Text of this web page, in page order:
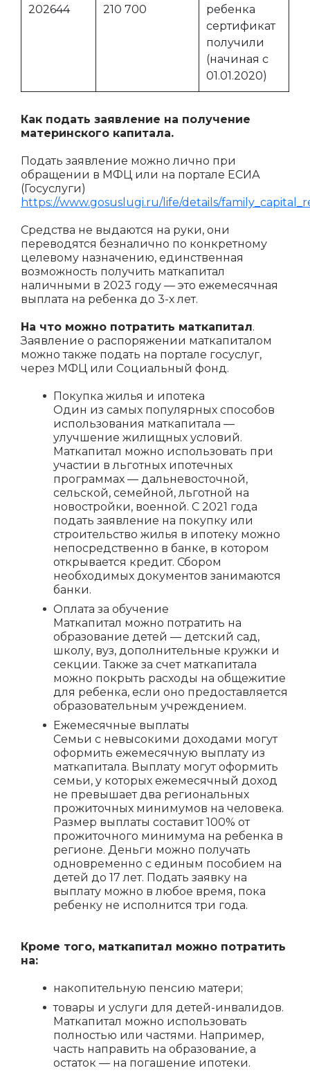
202644 210 700
ребенка
сертификат
получили
(начиная с
01.01.2020)
Как подать заявление на получение
материнского капитала.
Подать заявление можно лично при
обращении в МФЦ или на портале ЕСИА
(Госуслуги)
https://www.gosuslugi.ru/life/details/
Средства не выдаются на руки, они
переводятся безналично по конкретному
целевому назначению, единственная
возможность получить маткапитал
наличными в 2023 году — это ежемесячная
выплата на ребенка до 3-х лет.
На что можно потратить маткапитал.
Заявление о распоряжении маткапиталом
можно также подать на портале госуслуг,
через МФЦ или Социальный фонд.
Покупка жилья и ипотека
Один из самых популярных способов
использования маткапитала —
улучшение жилищных условий.
Маткапитал можно использовать при
участии в льготных ипотечных
программах — дальневосточной,
сельской, семейной, льготной на
новостройки, военной. С 2021 года
подать заявление на покупку или
строительство жилья в ипотеку можно
непосредственно в банке, в котором
открывается кредит. Сбором
необходимых документов занимаются
банки.
Оплата за обучение
Маткапитал можно потратить на
образование детей — детский сад,
школу, вуз, дополнительные кружки и
секции. Также за счет маткапитала
можно покрыть расходы на общежитие
для ребенка, если оно предоставляется
образовательным учреждением.
Ежемесячные выплаты
Семьи с невысокими доходами могут
оформить ежемесячную выплату из
маткапитала. Выплату могут оформить
семьи, у которых ежемесячный доход
не превышает два региональных
прожиточных минимумов на человека.
Размер выплаты составит 100% от
прожиточного минимума на ребенка в
регионе. Деньги можно получать
одновременно с единым пособием на
детей до 17 лет. Подать заявку на
выплату можно в любое время, пока
ребенку не исполнится три года.
Кроме того, маткапитал можно потратить
на:
накопительную пенсию матери;
товары и услуги для детей-инвалидов.
Маткапитал можно использовать
полностью или частями. Например,
часть направить на образование, а
остаток — на погашение ипотеки.